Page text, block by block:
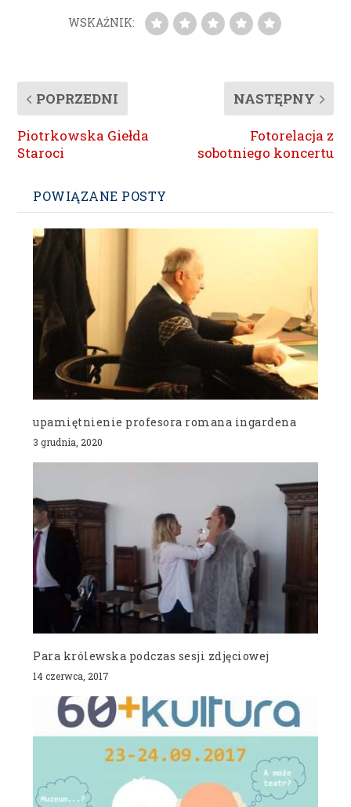
WSKAŹNIK:
POPRZEDNI
Piotrkowska Giełda
Staroci
NASTĘPNY
Fotorelacja z
sobotniego koncertu
POWIĄZANE POSTY
upamiętnienie profesora romana ingardena
3 grudnia, 2020
Para królewska podczas sesji zdjęciowej
14 czerwca, 2017